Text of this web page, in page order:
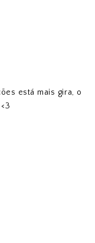
está mais gira, o